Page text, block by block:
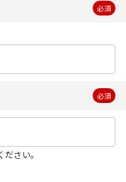
必須
必須
さい。